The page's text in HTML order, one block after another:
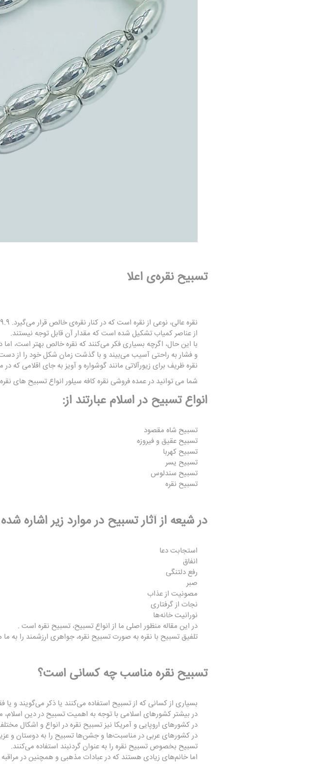
تسبیح نقره‌ی اعلا
از عناصر کمیاب تشکیل شده است که مقدار آن قابل توجه نیستند.
با این حال، اگرچه بسیاری فکر می‌کنند که نقره خالص بهتر است،
و فشار به راحتی آسیب می‌بیند و با گذشت زمان شکل خود را از
نقره ظریف برای زیورآلاتی مانند گوشواره و آویز به جای
شما می توانید درعمده فروشی نقرهکافه سیلور انواعتسبیح های نقره
انواع تسبیح در اسلام عبارتند از:
تسبیح شاه مقصود
تسبیح عقیق و فیروزه
تسبیح کهربا
تسبیح یسر
تسبیح سندلوس
تسبیح نقره
در شیعه از آثار تسبیح در موارد زیر اشاره
استجابت دعا
انفاق
رفع دلتنگی
صبر
مصونیت از عذاب
نجات از گرفتاری
نورانیت خانه‌ها
در این مقاله منظور اصلی ما از انواع تسبیح، تسبیح نقره است .
تلفیق تسبیح با نقره به صورت تسبیح نقره، جواهری ارزشمند را به
تسبیح نقره مناسب چه کسانی است؟
بسیاری از کسانی که از تسبیح استفاده می‌کنند یا ذکر می‌گویند و
در بیشتر کشورهای اسلامی با توجه به اهمیت تسبیح در دین اسلام،
در کشورهای اروپایی و آمریکا نیز تسبیح نقره در انواع و اشکال
در کشورهای عربی در مناسبت‌ها و جشن‌ها تسبیح را به دوستان و
تسبیح بخصوص تسبیح نقره را به عنوان گردنبند استفاده می‌کنند.
اما خانم‌های زیادی هستند که در عبادات مذهبی و همچنین در